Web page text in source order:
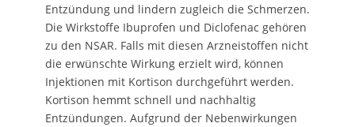
Entzündung und lindern zugleich die Schmerzen.
Die Wirkstoffe Ibuprofen und Diclofenac gehören
zu den NSAR. Falls mit diesen Arzneistoffen nicht
die erwünschte Wirkung erzielt wird, können
Injektionen mit Kortison durchgeführt werden.
Kortison hemmt schnell und nachhaltig
Entzündungen. Aufgrund der Nebenwirkungen